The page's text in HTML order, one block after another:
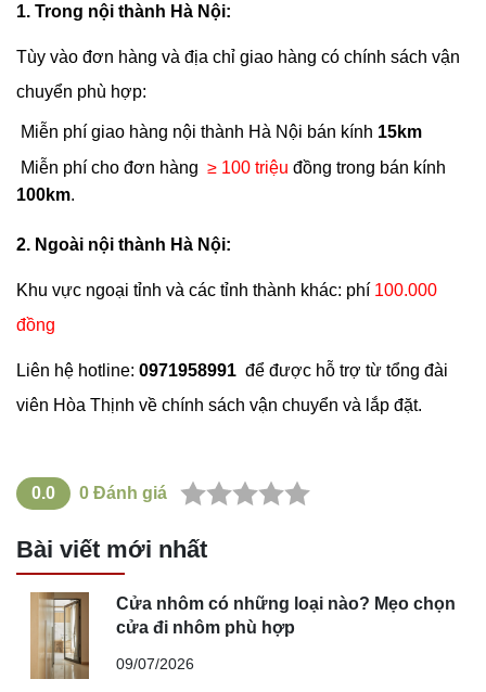
1. Trong nội thành Hà Nội:
Tùy vào đơn hàng và địa chỉ giao hàng có chính sách vận
chuyển phù hợp:
Miễn phí giao hàng nội thành Hà Nội bán kính 15km
Miễn phí cho đơn hàng ≥ 100 triệu đồng trong bán kính
100km.
2. Ngoài nội thành Hà Nội:
Khu vực ngoại tỉnh và các tỉnh thành khác: phí 100.000
đồng
Liên hệ hotline: 0971958991 để được hỗ trợ từ tổng đài
viên Hòa Thịnh về chính sách vận chuyển và lắp đặt.
0.0 0 Đánh giá
Bài viết mới nhất
Cửa nhôm có những loại nào? Mẹo chọn
cửa đi nhôm phù hợp
09/07/2026